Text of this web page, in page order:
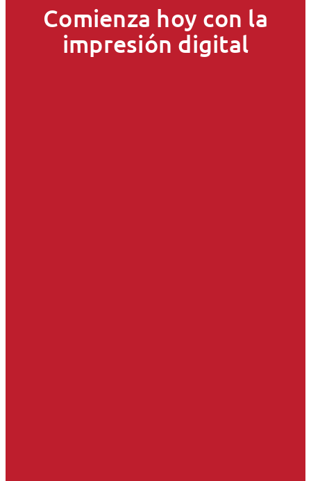
Comienza hoy con la
impresión digital